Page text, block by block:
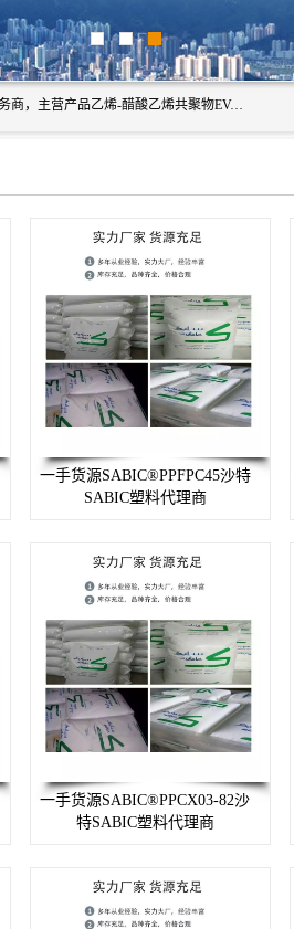
东莞市恒屹国际贸易有限公司（简称：恒屹国际）是一家石化原料综合营销服务商，主营产品乙烯-醋酸乙烯共聚物EVA、聚酰胺PA（尼龙）、醚酯型热塑弹性体TPEE等，公司秉承以市场为导向的战略思想，致力于大宗石化原料在中国市场的营销服务业务，为客户提供一站式的全面服务。
一手货源SABIC®PPFPC45沙特
SABIC塑料代理商
一手货源SABIC®PPCX03-82沙
特SABIC塑料代理商